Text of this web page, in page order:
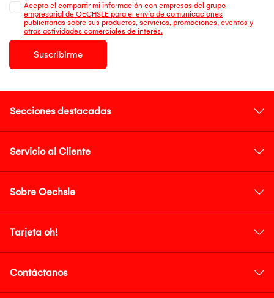
Acepto el compartir mi información con empresas del grupo
empresarial de OECHSLE para el envío de comunicaciones
publicitarias sobre sus productos, servicios, promociones, eventos y
otras actividades comerciales de interés.
Suscribirme
Secciones destacadas
Servicio al Cliente
Sobre Oechsle
Tarjeta oh!
Contáctanos